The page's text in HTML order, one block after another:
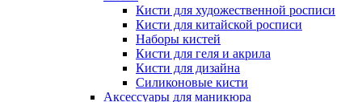
Кисти для художественной росписи
Кисти для китайской росписи
Наборы кистей
Кисти для геля и акрила
Кисти для дизайна
Силиконовые кисти
Аксессуары для маникюра